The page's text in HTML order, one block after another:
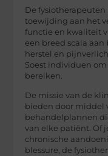
De
toewijding aan het
functie en kwaliteit
een breed scala
herstel en
Soest individuen
bereiken.
De missie van de
bieden door middel
behandelplannen
van elke patiënt. Of
chronische
blessure, de